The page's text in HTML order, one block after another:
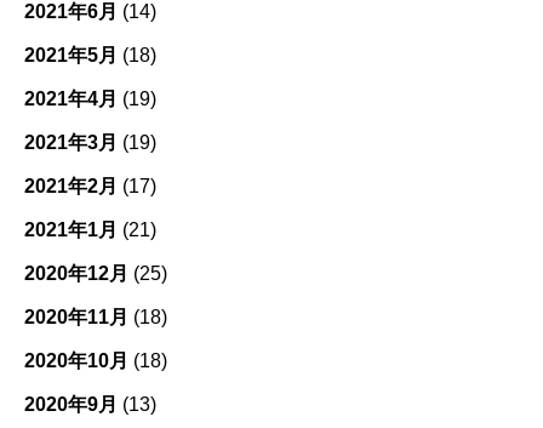
2021年6月 (14)
2021年5月 (18)
2021年4月 (19)
2021年3月 (19)
2021年2月 (17)
2021年1月 (21)
2020年12月 (25)
2020年11月 (18)
2020年10月 (18)
2020年9月 (13)